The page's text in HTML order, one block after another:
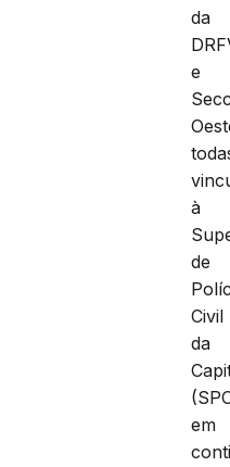
da
e
à
de
Civil
da
em